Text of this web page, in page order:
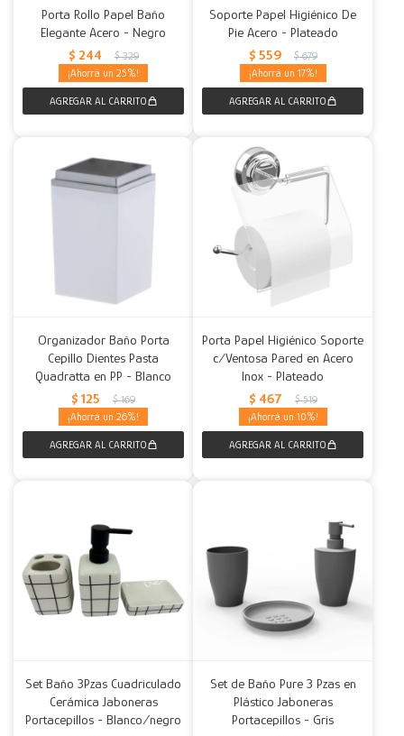
Porta Rollo Papel Baño
Elegante Acero - Negro
$ 244 $ 329
25
Soporte Papel Higiénico De
Pie Acero - Plateado
$ 559 $ 679
17
Organizador Baño Porta
Cepillo Dientes Pasta
Quadratta en PP - Blanco
$ 125 $ 169
26
Porta Papel Higiénico Soporte
c/Ventosa Pared en Acero
Inox - Plateado
$ 467 $ 519
10
Set Baño 3Pzas Cuadriculado
Cerámica Jaboneras
Portacepillos - Blanco/negro
Set de Baño Pure 3 Pzas en
Plástico Jaboneras
Portacepillos - Gris
Mesas
Calefactores
Acolchados y Frazadas
Fundas
Decoración
Accesorios para el hogar
Accesorios
Muebles Infantiles